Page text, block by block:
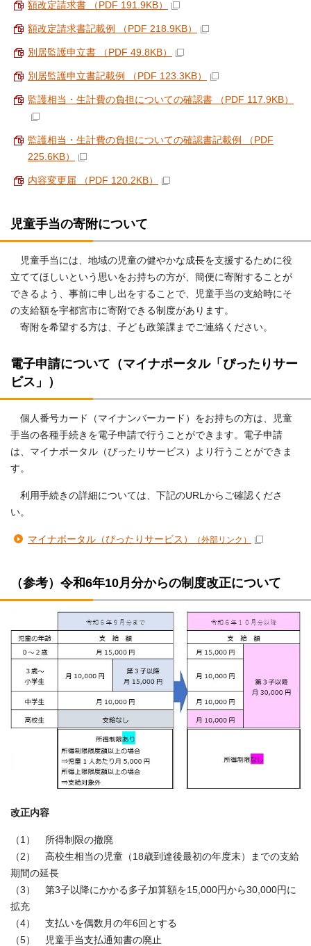
額改定請求書 （PDF 191.9KB）
額改定請求書記載例 （PDF 218.9KB）
別居監護申立書 （PDF 49.8KB）
別居監護申立書記載例 （PDF 123.3KB）
監護相当・生計費の負担についての確認書 （PDF 117.9KB）
監護相当・生計費の負担についての確認書記載例 （PDF
225.6KB）
内容変更届 （PDF 120.2KB）
児童手当の寄附について
児童手当には、地域の児童の健やかな成長を支援するために役
立ててほしいという思いをお持ちの方が、簡便に寄附することが
できるよう、事前に申し出をすることで、児童手当の支給時にそ
の支給額を宇都宮市に寄附できる制度があります。
寄附を希望する方は、子ども政策課までご連絡ください。
電子申請について（マイナポータル「ぴったりサー
ビス」）
個人番号カード（マイナンバーカード）をお持ちの方は、児童
手当の各種手続きを電子申請で行うことができます。電子申請
は、マイナポータル（ぴったりサービス）より行うことができま
す。
利用手続きの詳細については、下記のURLからご確認くださ
い。
マイナポータル（ぴったりサービス） （外部リンク）
（参考）令和6年10月分からの制度改正について
改正内容
（1） 所得制限の撤廃
（2） 高校生相当の児童（18歳到達後最初の年度末）までの支給
期間の延長
（3） 第3子以降にかかる多子加算額を15,000円から30,000円に
拡充
（4） 支払いを偶数月の年6回とする
（5） 児童手当支払通知書の廃止